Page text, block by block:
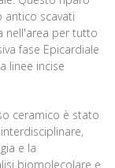
scavati
nell'area per tutto
fase Epicardiale
linee incise
ceramico è stato
e la
biomolecolare e